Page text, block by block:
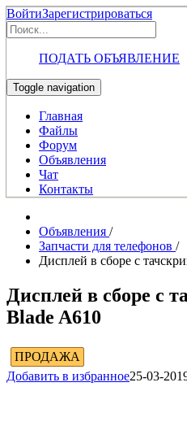
ВойтиЗарегистрироваться
ПОДАТЬ ОБЪЯВЛЕНИЕ
Toggle navigation
Главная
Файлы
Форум
Объявления
Чат
Контакты
Объявления /
Запчасти для телефонов /
Дисплей в сборе с
Дисплей в сборе с
Blade A610
ПРОДАЖА
Добавить в избранное25-03-